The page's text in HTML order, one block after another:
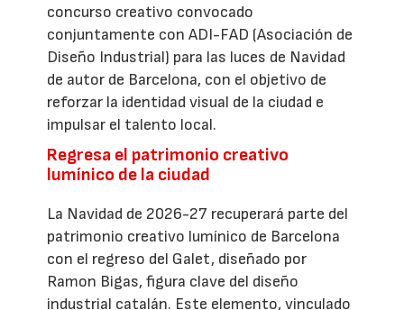
concurso creativo convocado
conjuntamente con ADI-FAD (Asociación de
Diseño Industrial) para las luces de Navidad
de autor de Barcelona, con el objetivo de
reforzar la identidad visual de la ciudad e
impulsar el talento local.
Regresa el patrimonio creativo
lumínico de la ciudad
La Navidad de 2026-27 recuperará parte del
patrimonio creativo lumínico de Barcelona
con el regreso del Galet, diseñado por
Ramon Bigas, figura clave del diseño
industrial catalán. Este elemento, vinculado